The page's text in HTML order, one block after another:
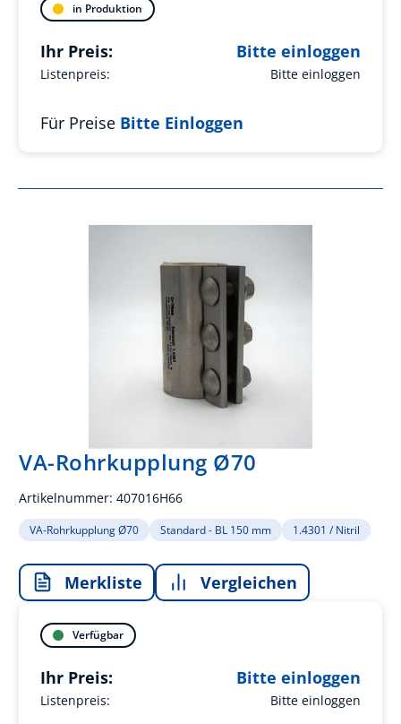
in Produktion
Listenpreis: Bitte einloggen
Ihr Preis: Bitte einloggen
Für Preise Bitte Einloggen
VA-Rohrkupplung Ø70
Artikelnummer: 407016H66
VA-Rohrkupplung Ø70 Standard - BL 150 mm 1.4301 / Nitril
Merkliste Vergleichen
Verfügbar
Listenpreis: Bitte einloggen
Ihr Preis: Bitte einloggen